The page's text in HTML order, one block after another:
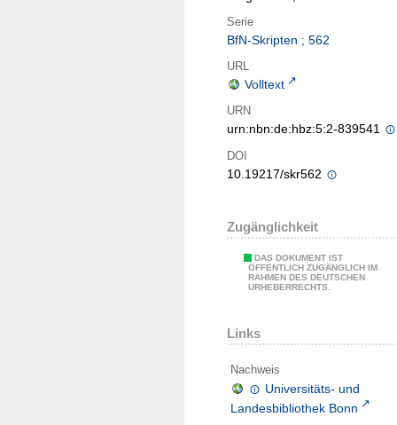
Serie
BfN-Skripten ; 562
URL
Volltext
URN
urn:nbn:de:hbz:5:2-839541
DOI
10.19217/skr562
Zugänglichkeit
DAS DOKUMENT IST
ÖFFENTLICH ZUGÄNGLICH IM
RAHMEN DES DEUTSCHEN
URHEBERRECHTS.
Links
Nachweis
Universitäts- und
Landesbibliothek Bonn